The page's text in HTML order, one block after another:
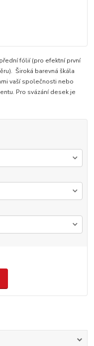
fólií (pro efektní první
Široká barevná škála
vaší společnosti nebo
Pro svázání desek je